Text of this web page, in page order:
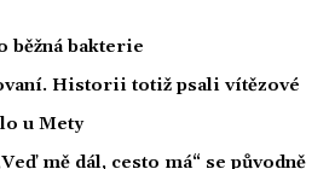
běžná bakterie
Historii totiž psali vítězové
u Mety
mě dál, cesto má“ se původně